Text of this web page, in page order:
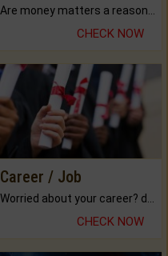
CHECK NOW
Career / Job
Worried about your career? don't know what is.
CHECK NOW